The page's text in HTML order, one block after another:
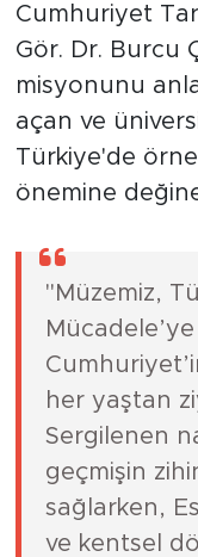
Cumhuriyet
Gör. Dr. Burcu
misyonunu
açan ve
Türkiye'de
önemine
"Müzemiz,
her yaştan
Sergilenen
geçmişin
sağlarken,
ve kentsel